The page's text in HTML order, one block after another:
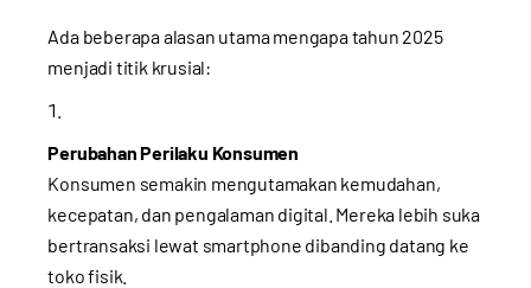
Ada beberapa alasan utama mengapa tahun 2025
menjadi titik krusial:
Perubahan Perilaku Konsumen
Konsumen semakin mengutamakan kemudahan,
kecepatan, dan pengalaman digital. Mereka lebih suka
bertransaksi lewat smartphone dibanding datang ke
toko fisik.